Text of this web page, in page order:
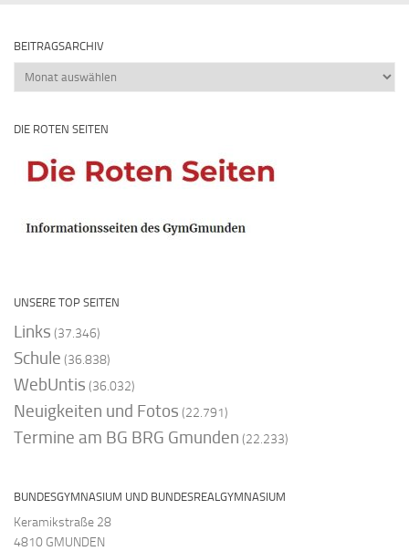
BEITRAGSARCHIV
Beitragsarchiv
DIE ROTEN SEITEN
UNSERE TOP SEITEN
Links (37.346)
Schule (36.838)
WebUntis (36.032)
Neuigkeiten und Fotos (22.791)
Termine am BG BRG Gmunden (22.233)
BUNDESGYMNASIUM UND BUNDESREALGYMNASIUM
Keramikstraße 28
4810 GMUNDEN